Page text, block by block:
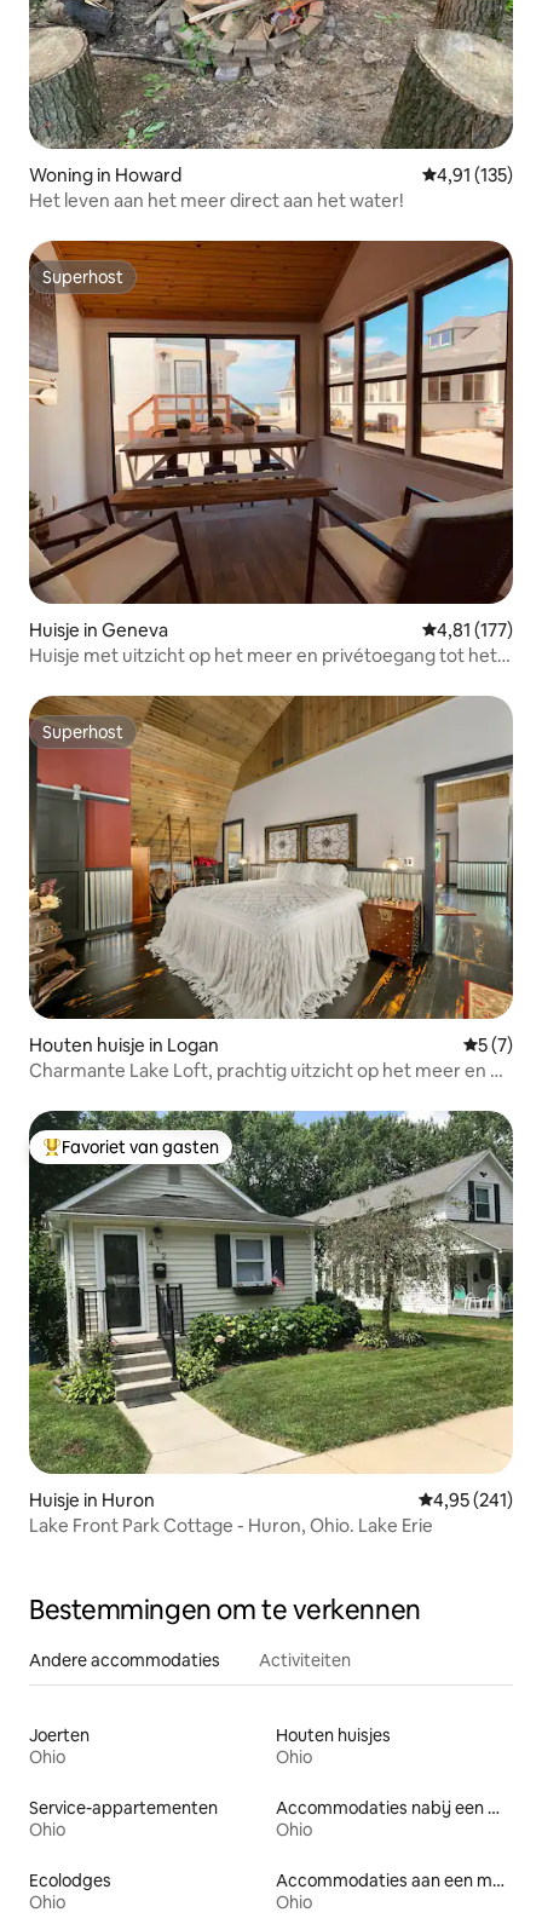
Woning in Howard Gemiddelde
4,91 (135)
Het leven aan het meer direct aan het water!
Superhost
Superhost
Huisje in Geneva Gemiddelde
4,81 (177)
Huisje met uitzicht op het meer en privétoegang tot het
Superhost
Superhost
Houten huisje in Logan
5 (7)
Charmante Lake Loft, prachtig uitzicht op het meer en de
Topfavoriet van gasten
Favoriet van gasten
Huisje in Huron Gemiddelde
4,95 (241)
Lake Front Park Cottage - Huron, Ohio. Lake Erie
Bestemmingen om te verkennen
Andere accommodaties Activiteiten
Joerten
Ohio
Houten huisjes
Ohio
Service-appartementen
Ohio
Accommodaties nabij een meer
Ohio
Ecolodges
Ohio
Accommodaties aan een meer
Ohio